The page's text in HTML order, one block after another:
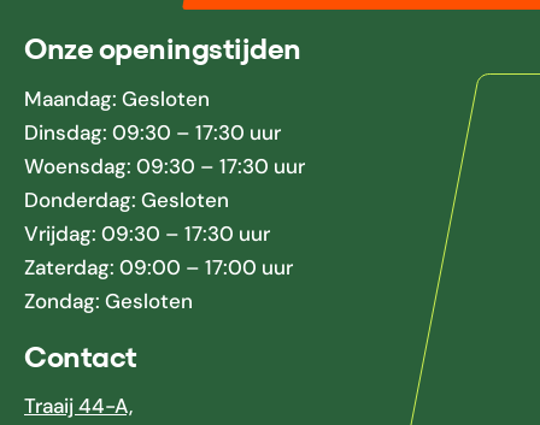
Onze openingstijden
Maandag: Gesloten
Dinsdag: 09:30 – 17:30 uur
Woensdag: 09:30 – 17:30 uur
Donderdag: Gesloten
Vrijdag: 09:30 – 17:30 uur
Zaterdag: 09:00 – 17:00 uur
Zondag: Gesloten
Contact
Traaij 44-A,